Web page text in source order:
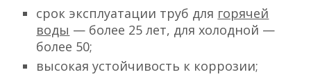
срок эксплуатации труб для горячей
воды — более 25 лет, для холодной —
более 50;
высокая устойчивость к коррозии;